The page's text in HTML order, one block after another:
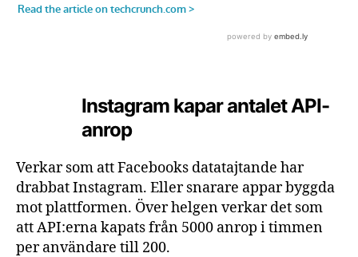
Instagram kapar antalet API-
anrop
Verkar som att Facebooks datatajtande har
drabbat Instagram. Eller snarare appar byggda
mot plattformen. Över helgen verkar det som
att API:erna kapats från 5000 anrop i timmen
per användare till 200.